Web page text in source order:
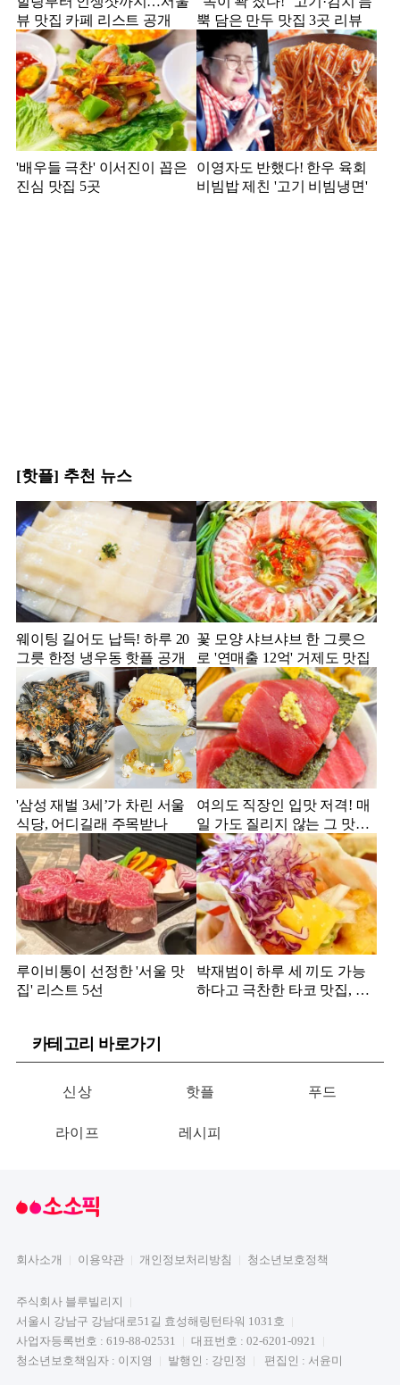
뷰 맛집 카페 리스트 공개
뿍 담은 만두 맛집 3곳 리뷰
'배우들 극찬' 이서진이 꼽은
진심 맛집 5곳
이영자도 반했다! 한우 육회
비빔밥 제친 '고기 비빔냉면'
[핫플] 추천 뉴스
웨이팅 길어도 납득! 하루 20
그릇 한정 냉우동 핫플 공개
꽃 모양 샤브샤브 한 그릇으
로 '연매출 12억' 거제도 맛집
'삼성 재벌 3세’가 차린 서울
식당, 어디길래 주목받나
여의도 직장인 입맛 저격! 매
일 가도 질리지 않는 그 맛집
은?
루이비통이 선정한 '서울 맛
집' 리스트 5선
박재범이 하루 세 끼도 가능
하다고 극찬한 타코 맛집, 어
카테고리 바로가기
신상 핫플 푸드
라이프 레시피
회사소개 이용약관 개인정보처리방침 청소년보호정책
주식회사 블루빌리지
서울시 강남구 강남대로51길 효성해링턴타워 1031호
사업자등록번호 : 619-88-02531
대표번호 : 02-6201-0921
청소년보호책임자 : 이지영
발행인 : 강민정 편집인 : 서윤미